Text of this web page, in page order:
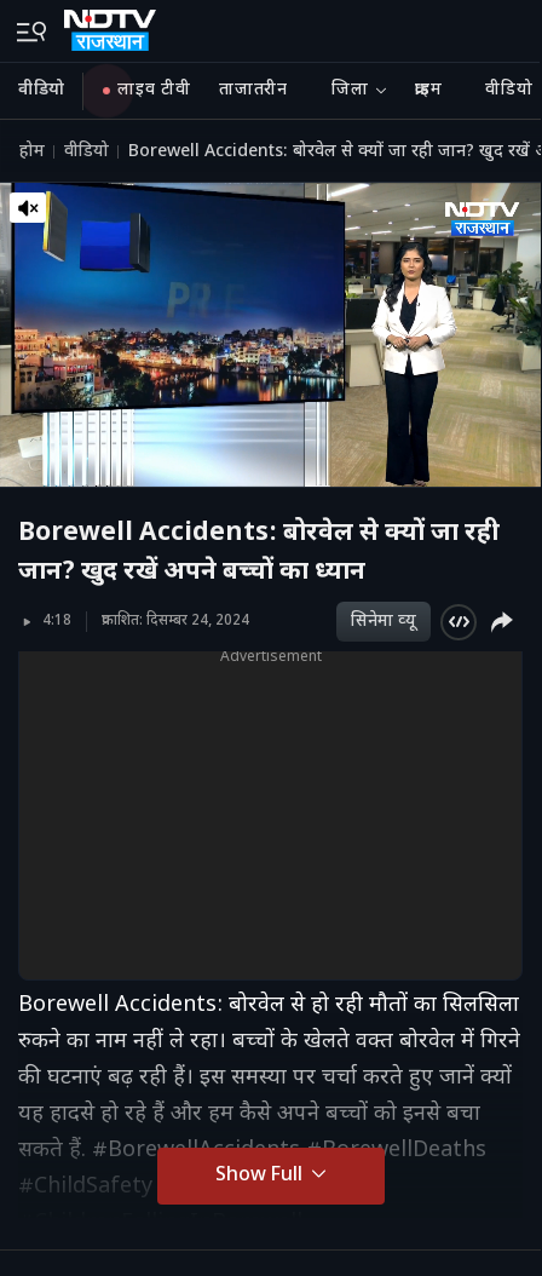
वीडियो लाइव टीवी ताजातरीन जिला क्राइम वीडियो
होम वीडियो Borewell Accidents: बोरवेल से क्यों जा रही जान? खुद रखें
Borewell Accidents: बोरवेल से क्यों जा रही
जान? खुद रखें अपने बच्चों का ध्यान
4:18 प्रकाशित: दिसम्बर 24, 2024 सिनेमा व्‍यू
Advertisement
Borewell Accidents: बोरवेल से हो रही मौतों का सिलसिला
रुकने का नाम नहीं ले रहा। बच्चों के खेलते वक्त बोरवेल में गिरने
की घटनाएं बढ़ रही हैं। इस समस्या पर चर्चा करते हुए जानें क्यों
यह हादसे हो रहे हैं और हम कैसे अपने बच्चों को इनसे बचा
सकते हैं. #BorewellAccidents #BorewellDeaths
#ChildSafety #BorewellTragedy
#BorewellAwareness #ChildProtection
Show Full